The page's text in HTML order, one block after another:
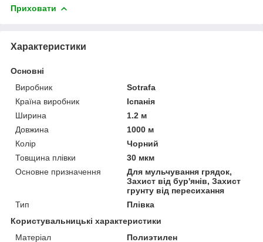
Приховати
Характеристики
Основні
Виробник
Sotrafa
Країна виробник
Іспанія
Ширина
1.2 м
Довжина
1000 м
Колір
Чорний
Товщина плівки
30 мкм
Основне призначення
Для мульчування грядок,
Захист від бур'янів, Захист
грунту від пересихання
Тип
Плівка
Користувальницькі характеристики
Матеріал
Полиэтилен